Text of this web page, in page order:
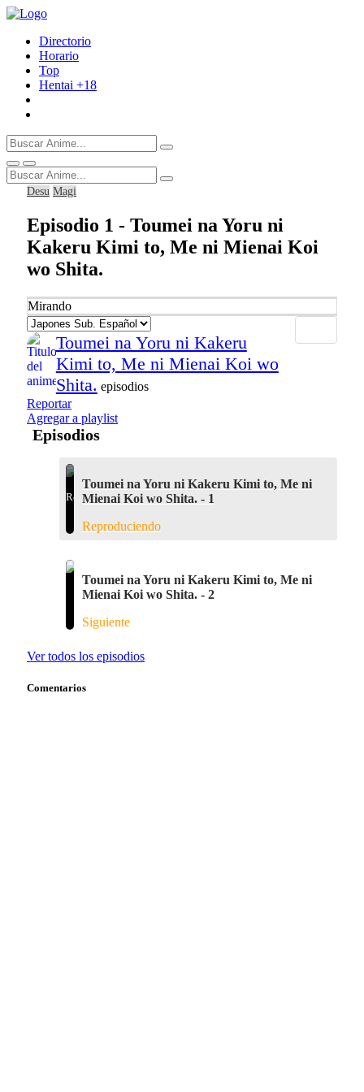
Directorio
Horario
Top
Hentai +18
Desu Magi
Episodio 1 - Toumei na Yoru ni
Kakeru Kimi to, Me ni Mienai Koi
wo Shita.
Mirando
Toumei na Yoru ni Kakeru
Kimi to, Me ni Mienai Koi wo
Shita. episodios
Reportar
Agregar a playlist
Episodios
Toumei na Yoru ni Kakeru Kimi to, Me ni
Mienai Koi wo Shita. - 1
Reproduciendo
Toumei na Yoru ni Kakeru Kimi to, Me ni
Mienai Koi wo Shita. - 2
Siguiente
Ver todos los episodios
Comentarios